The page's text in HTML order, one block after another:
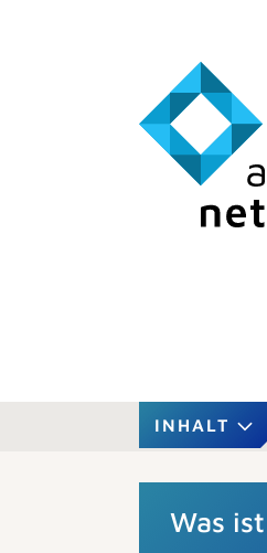
INHALT
Was